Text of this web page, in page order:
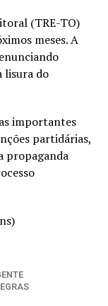
(TRE-TO)
meses. A
lisura do
importantes
partidárias,
propaganda